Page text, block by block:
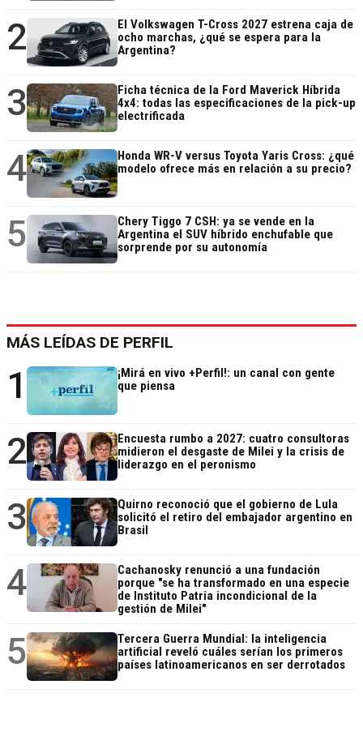
2
El Volkswagen T-Cross 2027 estrena caja de
ocho marchas, ¿qué se espera para la
Argentina?
3
Ficha técnica de la Ford Maverick Híbrida
4x4: todas las especificaciones de la pick-up
electrificada
4
Honda WR-V versus Toyota Yaris Cross: ¿qué
modelo ofrece más en relación a su precio?
5
Chery Tiggo 7 CSH: ya se vende en la
Argentina el SUV híbrido enchufable que
sorprende por su autonomía
MÁS LEÍDAS DE PERFIL
1
¡Mirá en vivo +Perfil!: un canal con gente
que piensa
2
Encuesta rumbo a 2027: cuatro consultoras
midieron el desgaste de Milei y la crisis de
liderazgo en el peronismo
3
Quirno reconoció que el gobierno de Lula
solicitó el retiro del embajador argentino en
Brasil
4
Cachanosky renunció a una fundación
porque "se ha transformado en una especie
de Instituto Patria incondicional de la
gestión de Milei"
5
Tercera Guerra Mundial: la inteligencia
artificial reveló cuáles serían los primeros
países latinoamericanos en ser derrotados